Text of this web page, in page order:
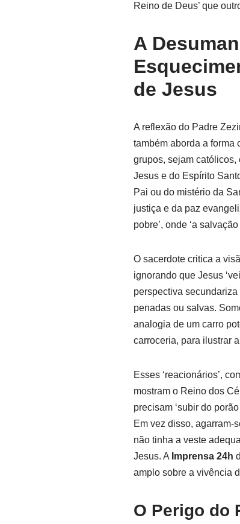
Reino de Deus’ que
A
de Jesus
A reflexão do Padre
também aborda a forma
grupos, sejam
Jesus e do Espírito
Pai ou do mistério da
justiça e da paz
pobre’, onde ‘a
O sacerdote critica a
ignorando que Jesus
perspectiva
penadas ou salvas.
analogia de um carro
carroceria, para ilustrar
Esses ‘reacionários’,
mostram o Reino dos
precisam ‘subir do
Em vez disso, agarram-
não tinha a veste
Jesus. A Imprensa 24h
amplo sobre a vivência
O Perigo do